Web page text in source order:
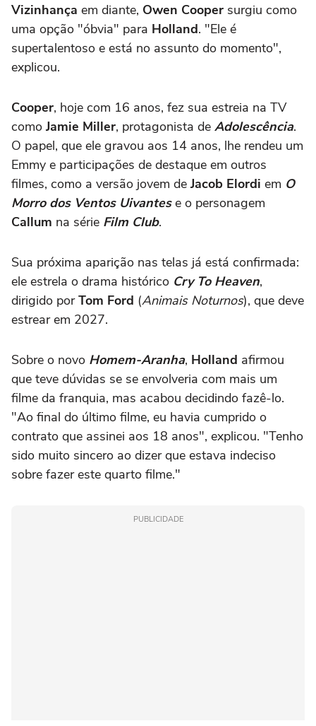
Vizinhança em diante, Owen Cooper surgiu como
uma opção "óbvia" para Holland. "Ele é
supertalentoso e está no assunto do momento",
explicou.
Cooper, hoje com 16 anos, fez sua estreia na TV
como Jamie Miller, protagonista de Adolescência.
O papel, que ele gravou aos 14 anos, lhe rendeu um
Emmy e participações de destaque em outros
filmes, como a versão jovem de Jacob Elordi em O
Morro dos Ventos Uivantes e o personagem
Callum na série Film Club.
Sua próxima aparição nas telas já está confirmada:
ele estrela o drama histórico Cry To Heaven,
dirigido porTom Ford (Animais Noturnos), que deve
estrear em 2027.
Sobre o novo Homem-Aranha, Holland afirmou
que teve dúvidas se se envolveria com mais um
filme da franquia, mas acabou decidindo fazê-lo.
"Ao final do último filme, eu havia cumprido o
contrato que assinei aos 18 anos", explicou. "Tenho
sido muito sincero ao dizer que estava indeciso
sobre fazer este quarto filme."
PUBLICIDADE